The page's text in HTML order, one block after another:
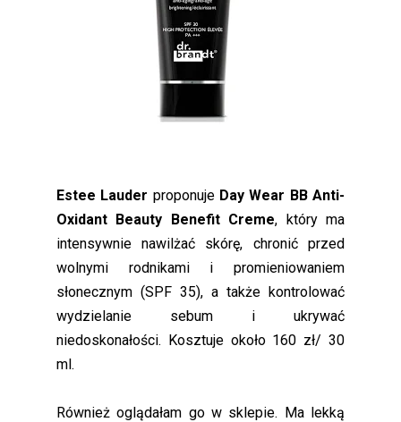
Estee Lauder proponuje Day Wear BB Anti-
Oxidant Beauty Benefit Creme, który ma
intensywnie nawilżać skórę, chronić przed
wolnymi rodnikami i promieniowaniem
słonecznym (SPF 35), a także kontrolować
wydzielanie sebum i ukrywać
niedoskonałości. Kosztuje około 160 zł/ 30
ml.
Również oglądałam go w sklepie. Ma lekką